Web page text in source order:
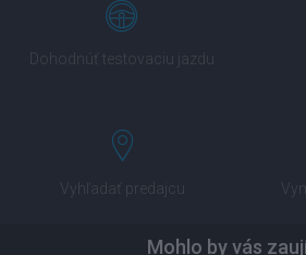
Výhodné financovanie na mieru
povinné zmluvné poistenie alebo
popredných poisťovní.
Komfortná výmena auta
Dohodnúť testovaciu jazdu
Vyhľadať predajcu
Mohlo by vás